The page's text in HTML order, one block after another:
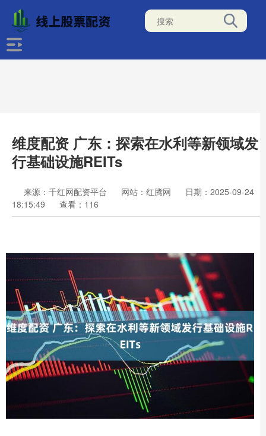
维度配资 广东：探索在水利等新领域发
行基础设施REITs
来源：千红网配资平台 网站：红腾网
日期：2025-09-24
18:15:49
查看：116